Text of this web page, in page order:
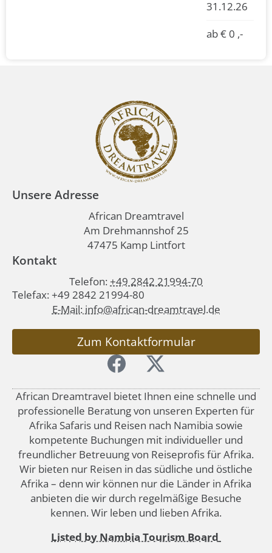
31.12.26
ab € 0 ,-
Unsere Adresse
African Dreamtravel
Am Drehmannshof 25
47475 Kamp Lintfort
Kontakt
Telefon: +49 2842 21994-70
Telefax: +49 2842 21994-80
E-Mail: info@african-dreamtravel.de
Zum Kontaktformular
African Dreamtravel bietet Ihnen eine schnelle und
professionelle Beratung von unseren Experten für
Afrika Safaris und Reisen nach Namibia sowie
kompetente Buchungen mit individueller und
freundlicher Betreuung von Reiseprofis für Afrika.
Wir bieten nur Reisen in das südliche und östliche
Afrika – denn wir können nur die Länder in Afrika
anbieten die wir durch regelmäßige Besuche
kennen. Wir leben und lieben Afrika.
Listed by Nambia Tourism Board